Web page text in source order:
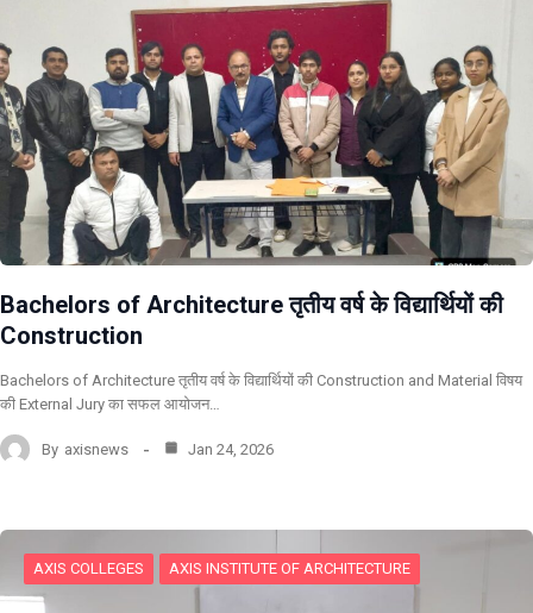
Bachelors of Architecture तृतीय वर्ष के विद्यार्थियों की
Construction
Bachelors of Architecture तृतीय वर्ष के विद्यार्थियों की Construction and Material विषय
की External Jury का सफल आयोजन…
By axisnews Jan 24, 2026
AXIS COLLEGES AXIS INSTITUTE OF ARCHITECTURE